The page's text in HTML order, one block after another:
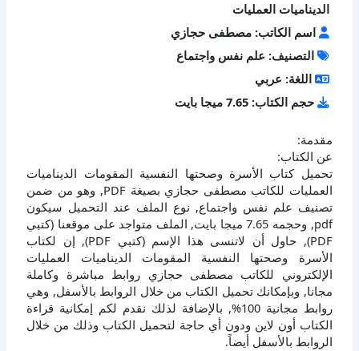
الديناميات العمليات
اسم الكاتب: مصطفى حجازي
التصنيف: علم نفس واجتماع
اللغة: عربي
حجم الكتاب: 7.65 ميجا بايت
مقدمة:
عن الكتاب:
تحميل كتاب الأسرة وصحتها النفسية المقومات الديناميات
العمليات للكاتب مصطفى حجازي بصيغة PDF, وهو من ضمن
تصنيف علم نفس واجتماع, نوع الملف عند التحميل سيكون
pdf, وحجمه 7.65 ميجا بايت, الملف متواجد على موقعنا (كتبي
PDF), حاول أن لاتنسى هذا الإسم (كتبي PDF), إن لكتاب
الأسرة وصحتها النفسية المقومات الديناميات العمليات
الإلكتروني للكاتب مصطفى حجازي روابط مباشرة وكاملة
مجانا, وبإمكانك تحميل الكتاب من خلال الروابط بالأسفل, وهي
روابط مجانية 100%, بالإضافة لذلك نقدم لكم إمكانية قراءة
الكتاب أون لاين ودون أي حاجة لتحميل الكتاب وذلك من خلال
الروابط بالأسفل أيضاً.